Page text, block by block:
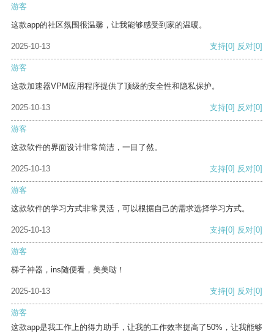
游客
这款app的社区氛围很温馨，让我能够感受到家的温暖。
2025-10-13 支持[0] 反对[0]
游客
这款加速器VPM应用程序提供了顶级的安全性和隐私保护。
2025-10-13 支持[0] 反对[0]
游客
这款软件的界面设计非常简洁，一目了然。
2025-10-13 支持[0] 反对[0]
游客
这款软件的学习方式非常灵活，可以根据自己的需求选择学习方式。
2025-10-13 支持[0] 反对[0]
游客
梯子神器，ins随便看，美美哒！
2025-10-13 支持[0] 反对[0]
游客
这款app是我工作上的得力助手，让我的工作效率提高了50%，让我能够